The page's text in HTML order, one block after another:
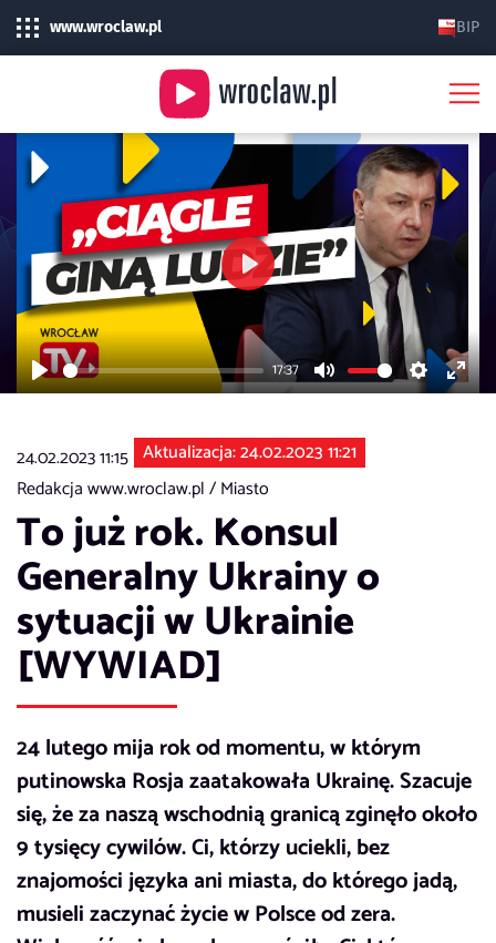
www.wroclaw.pl BIP
Play
17:37
Mute SettingsEnter
Play
24.02.2023 11:15 Aktualizacja: 24.02.2023 11:21
Redakcja www.wroclaw.pl /Miasto
To już rok. Konsul
Generalny Ukrainy o
sytuacji w Ukrainie
[WYWIAD]
24 lutego mija rok od momentu, w którym
putinowska Rosja zaatakowała Ukrainę. Szacuje
się, że za naszą wschodnią granicą zginęło około
9 tysięcy cywilów. Ci, którzy uciekli, bez
znajomości języka ani miasta, do którego jadą,
musieli zaczynać życie w Polsce od zera.